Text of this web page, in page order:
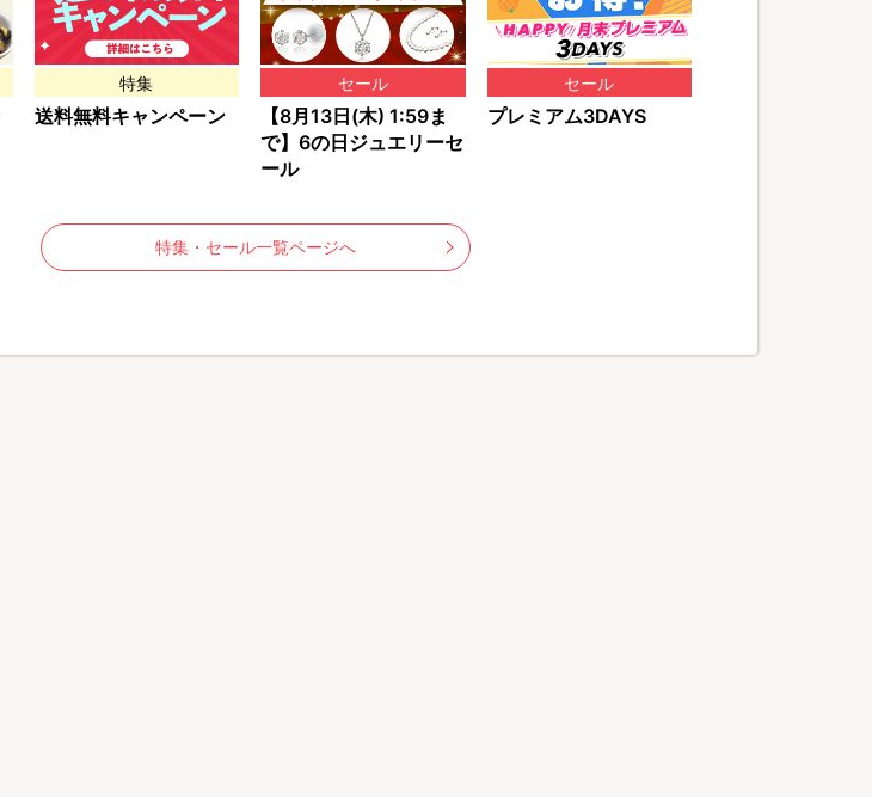
特集
送料無料キャンペーン
セール
【8月13日(木) 1:59ま
で】6の日ジュエリーセ
ール
セール
プレミアム3DAYS
特集・セール一覧ページへ